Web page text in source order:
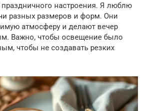
настроения. Я люблю
разных размеров и форм. Они
атмосферу и делают вечер
Важно, чтобы освещение было
чтобы не создавать резких